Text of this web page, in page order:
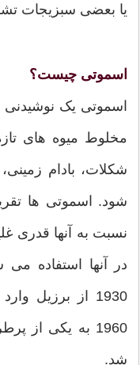
یا بعضی سبزیجات
اسموتی چیست؟
اسموتی یک
مخلوط میوه های
شکلات، بادام
شود. اسموتی ها
نسبت به آنها قدری
در آنها استفاده
1930 از برزیل
1960 به یکی از
شد.